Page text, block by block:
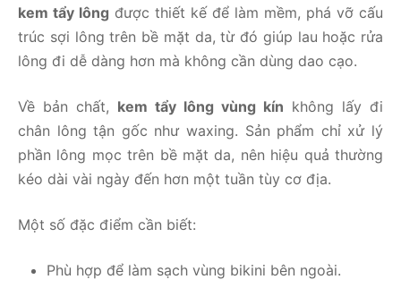
kem tẩy lông được thiết kế để làm mềm, phá vỡ cấu
trúc sợi lông trên bề mặt da, từ đó giúp lau hoặc rửa
lông đi dễ dàng hơn mà không cần dùng dao cạo.
Về bản chất, kem tẩy lông vùng kín không lấy đi
chân lông tận gốc như waxing. Sản phẩm chỉ xử lý
phần lông mọc trên bề mặt da, nên hiệu quả thường
kéo dài vài ngày đến hơn một tuần tùy cơ địa.
Một số đặc điểm cần biết:
Phù hợp để làm sạch vùng bikini bên ngoài.